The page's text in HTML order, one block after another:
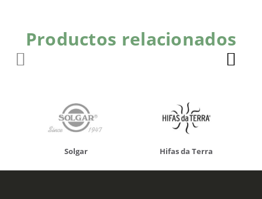
Productos relacionados
Solgar Hifas da Terra